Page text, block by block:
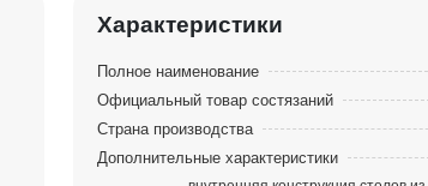
Характеристики
Полное наименование
Официальный товар состязаний
Страна производства
Дополнительные характеристики